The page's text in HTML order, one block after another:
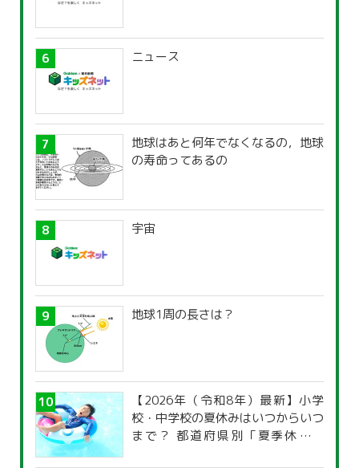
ニュース
地球はあと何年でなくなるの，地球
の寿命ってあるの
宇宙
地球1周の長さは？
【2026年（令和8年）最新】小学
校・中学校の夏休みはいつからいつ
まで？ 都道府県別「夏季休暇一